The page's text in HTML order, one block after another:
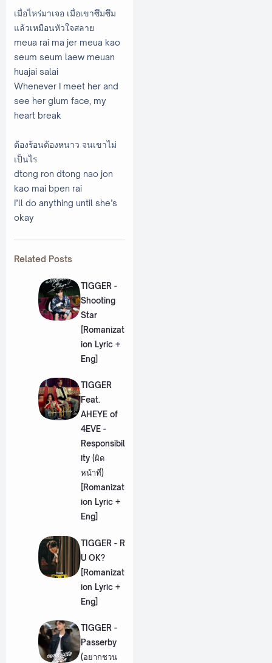
เมื่อไหร่มาเจอ เมื่อเขาซึมซึม
แล้วเหมือนหัวใจสลาย
meua rai ma jer meua kao
seum seum laew meuan
huajai salai
Whenever I meet her and
see her glum face, my
heart break
ต้องร้อนต้องหนาว จนเขาไม่
เป็นไร
dtong ron dtong nao jon
kao mai bpen rai
I’ll do anything until she’s
okay
Related Posts
TIGGER -
Shooting
Star
[Romanizat
ion Lyric +
Eng]
TIGGER
Feat.
AHEYE of
4EVE -
Responsibil
ity (ผิด
หน้าที่)
[Romanizat
ion Lyric +
Eng]
TIGGER - R
U OK?
[Romanizat
ion Lyric +
Eng]
TIGGER -
Passerby
(อยากชวน